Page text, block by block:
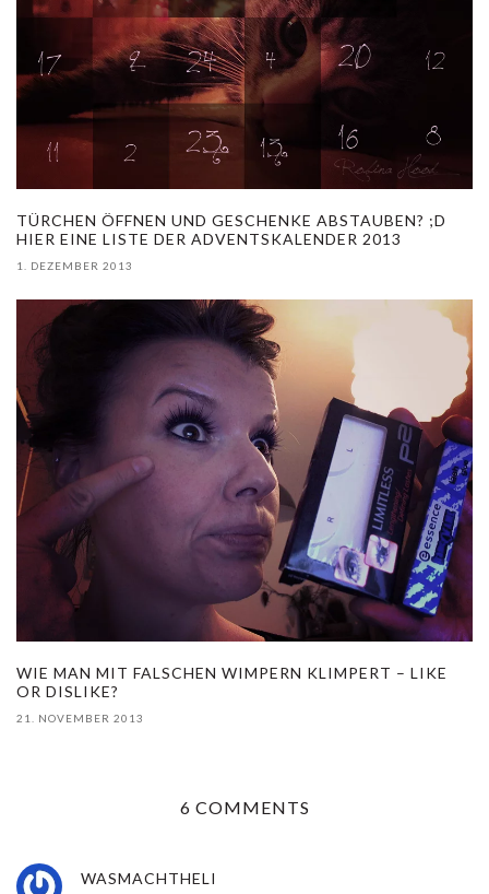
TÜRCHEN ÖFFNEN UND GESCHENKE ABSTAUBEN? ;D
HIER EINE LISTE DER ADVENTSKALENDER 2013
1. DEZEMBER 2013
WIE MAN MIT FALSCHEN WIMPERN KLIMPERT – LIKE
OR DISLIKE?
21. NOVEMBER 2013
6 COMMENTS
WASMACHTHELI